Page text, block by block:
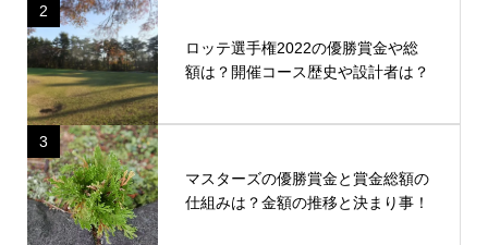
2
ロッテ選手権2022の優勝賞金や総
額は？開催コース歴史や設計者は？
3
マスターズの優勝賞金と賞金総額の
仕組みは？金額の推移と決まり事！